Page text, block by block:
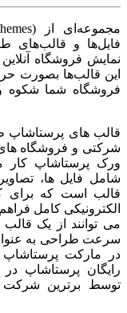
فایل‌ها و
نمایش فروشگاه
این قالب‌ها بصورت
فروشگاه شما شکوه و
قالب های پرستاشاپ
شرکتی و فروشگاه های
ورک پرستاشاپ کار
شامل فایل ها،
قالب است که برای
الکترونیکی کامل
می توانند از یک
سرعت طراحی به عنوان
در مارکت پرستاشاپ
رایگان پرستاشاپ
توسط برترین